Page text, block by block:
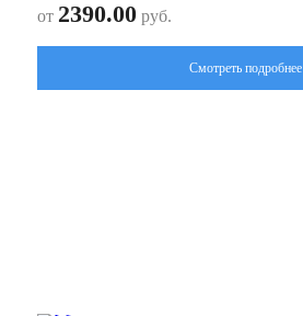
от 2390.00 руб.
Смотреть подробнее